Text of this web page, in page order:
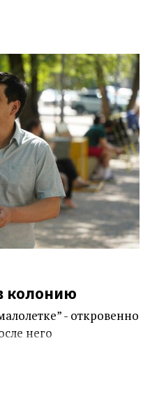
колонию
- откровенно
него